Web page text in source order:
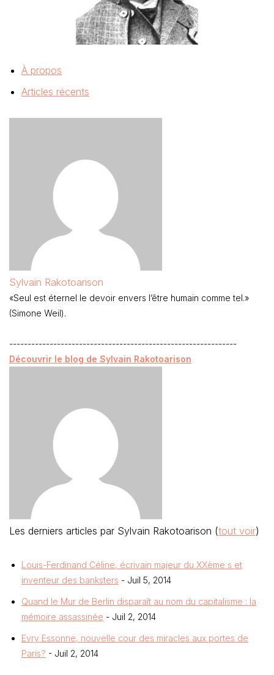
À propos
Articles récents
Sylvain Rakotoarison
«Seul est éternel le devoir envers l’être humain comme tel.»
(Simone Weil).
--------------------------------------------------------------
Découvrir le blog de Sylvain Rakotoarison
Les derniers articles par Sylvain Rakotoarison (tout voir)
Louis-Ferdinand Céline, écrivain majeur du XXème s et
inventeur des banksters - Juil 5, 2014
Quand le Mur de Berlin disparaît au nom du capitalisme : la
mémoire assassinée - Juil 2, 2014
Evry Essonne, nouvelle cour des miracles aux portes de
Paris? - Juil 2, 2014